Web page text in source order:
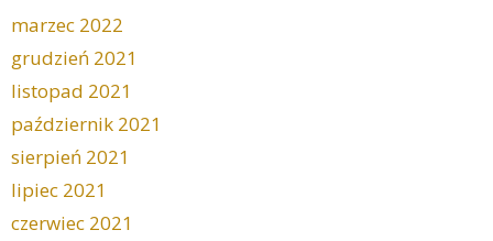
marzec 2022
grudzień 2021
listopad 2021
październik 2021
sierpień 2021
lipiec 2021
czerwiec 2021